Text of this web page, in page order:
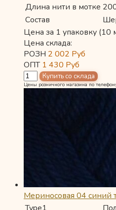
Длина нити в мотке
Состав
Цена за 1 упаковку (10
Цена склада:
РОЗН 2 002 Руб
ОПТ 1 430 Руб
Цены розничного магазина по
Мериносовая 04 синий